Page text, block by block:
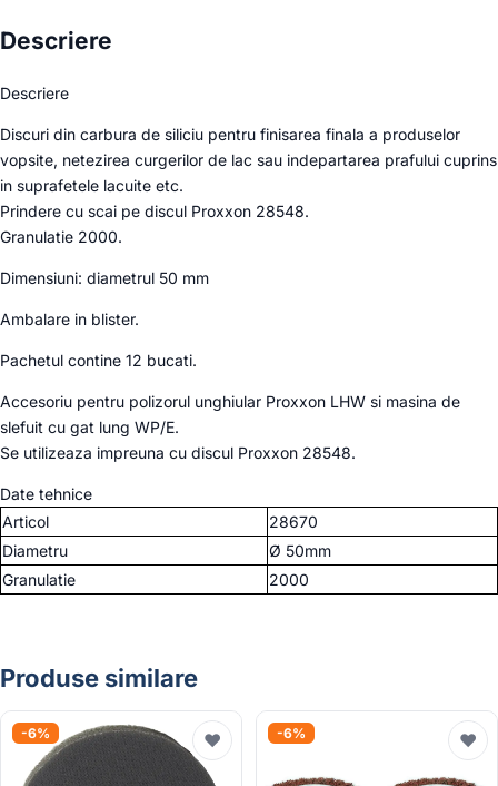
Descriere
Descriere
Discuri din carbura de siliciu pentru finisarea finala a produselor
vopsite, netezirea curgerilor de lac sau indepartarea prafului cuprins
in suprafetele lacuite etc.
Prindere cu scai pe discul Proxxon 28548.
Granulatie 2000.
Dimensiuni: diametrul 50 mm
Ambalare in blister.
Pachetul contine 12 bucati.
Accesoriu pentru polizorul unghiular Proxxon LHW si masina de
slefuit cu gat lung WP/E.
Se utilizeaza impreuna cu discul Proxxon 28548.
Date tehnice
Articol
28670
Diametru
Ø 50mm
Granulatie
2000
Produse similare
-6% ♥ -6% ♥